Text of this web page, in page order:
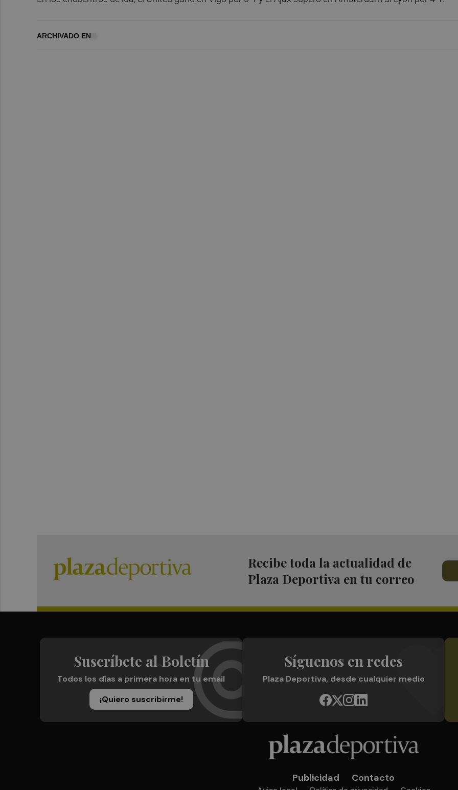
ARCHIVADO EN
Recibe toda la actualidad de
Plaza Deportiva en tu correo
Suscríbete al Boletín
Todos los días a primera hora en tu email
¡Quiero suscribirme!
Síguenos en redes
Plaza Deportiva, desde cualquier medio
Publicidad Contacto